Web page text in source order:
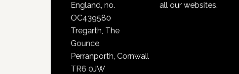
England, no.
OC439580
Tregarth, The
Gounce,
Perranporth, Cornwall
TR6 0JW
all our websites.